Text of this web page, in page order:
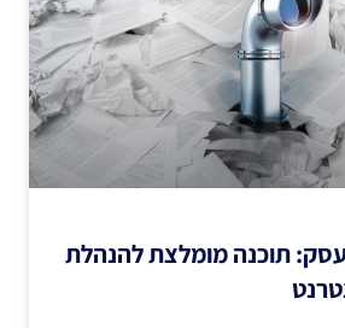
עסק: תוכנה מומלצת להנהלת